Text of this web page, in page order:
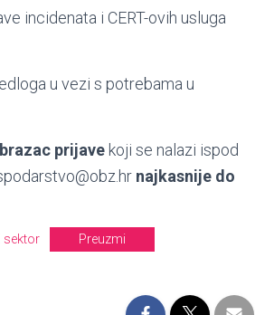
incidenata i CERT-ovih usluga
u vezi s potrebama u
prijave koji se nalazi ispod
najkasnije do
sektor Preuzmi